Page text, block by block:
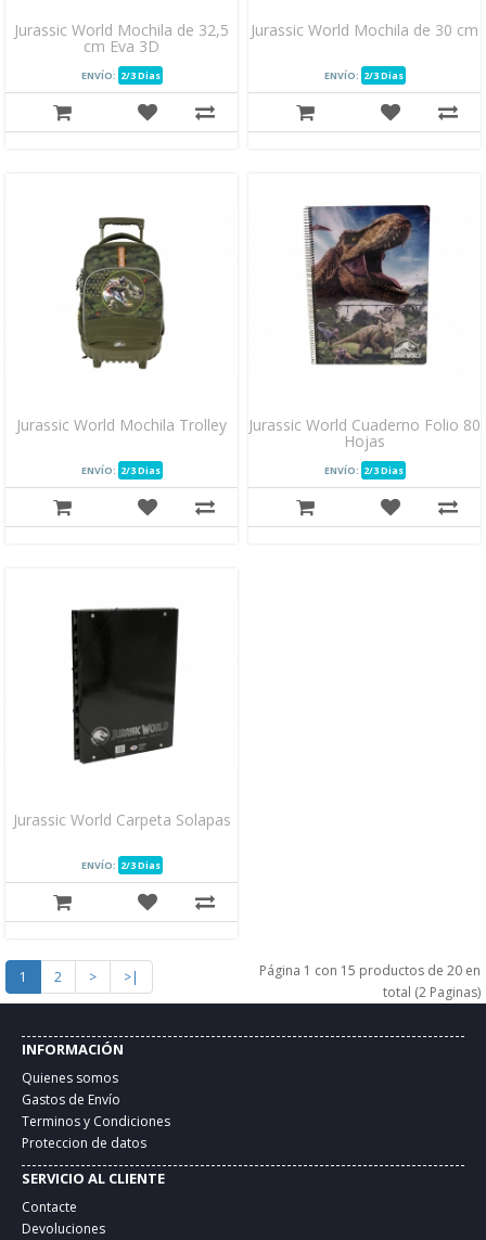
Jurassic World Mochila de 32,5
cm Eva 3D
ENVÍO: 2/3 Dias
Jurassic World Mochila de 30 cm
ENVÍO: 2/3 Dias
Jurassic World Mochila Trolley
ENVÍO: 2/3 Dias
Jurassic World Cuaderno Folio 80
Hojas
ENVÍO: 2/3 Dias
Jurassic World Carpeta Solapas
ENVÍO: 2/3 Dias
1 2 > >|
Página 1 con 15 productos de 20 en
total (2 Paginas)
INFORMACIÓN
Quienes somos
Gastos de Envío
Terminos y Condiciones
Proteccion de datos
SERVICIO AL CLIENTE
Contacte
Devoluciones